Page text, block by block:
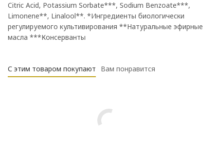
Citric Acid, Potassium Sorbate***, Sodium Benzoate***,
Limonene**, Linalool**. *Ингредиенты биологически
регулируемого культивирования **Натуральные эфирные
масла ***Консерванты
С этим товаром покупают Вам понравится